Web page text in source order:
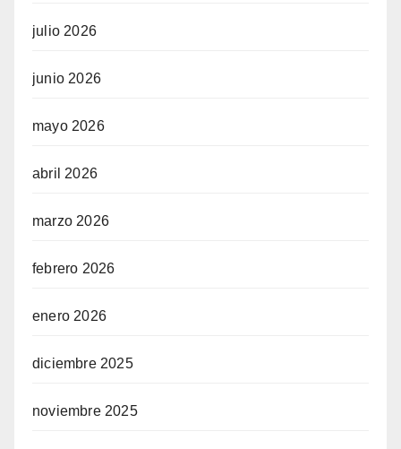
julio 2026
junio 2026
mayo 2026
abril 2026
marzo 2026
febrero 2026
enero 2026
diciembre 2025
noviembre 2025